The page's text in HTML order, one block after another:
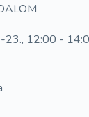
12:00 -